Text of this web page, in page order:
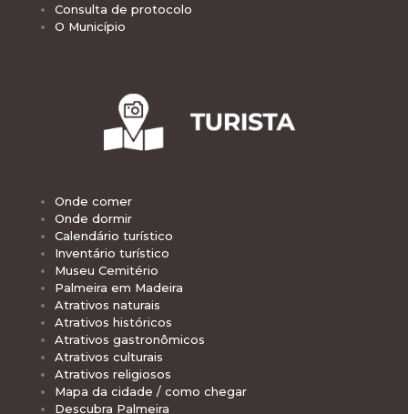
Consulta de protocolo
O Município
Onde comer
Onde dormir
Calendário turístico
Inventário turístico
Museu Cemitério
Palmeira em Madeira
Atrativos naturais
Atrativos históricos
Atrativos gastronômicos
Atrativos culturais
Atrativos religiosos
Mapa da cidade / como chegar
Descubra Palmeira